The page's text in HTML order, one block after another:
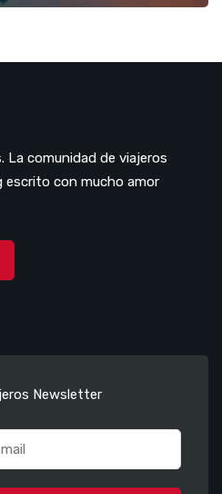
La comunidad de viajeros
escrito con mucho amor
Newsletter